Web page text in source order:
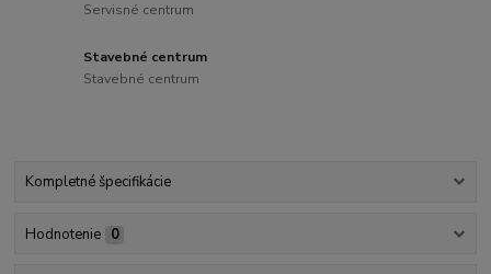
Servisné centrum
Stavebné centrum
Stavebné centrum
Kompletné špecifikácie
Hodnotenie 0